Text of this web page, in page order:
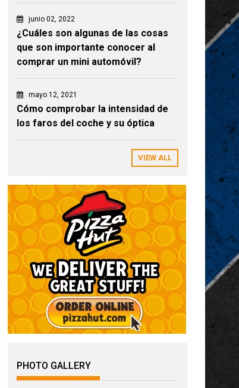
junio 02, 2022
¿Cuáles son algunas de las cosas
que son importante conocer al
comprar un mini automóvil?
mayo 12, 2021
Cómo comprobar la intensidad de
los faros del coche y su óptica
VIEW ALL
PHOTO GALLERY